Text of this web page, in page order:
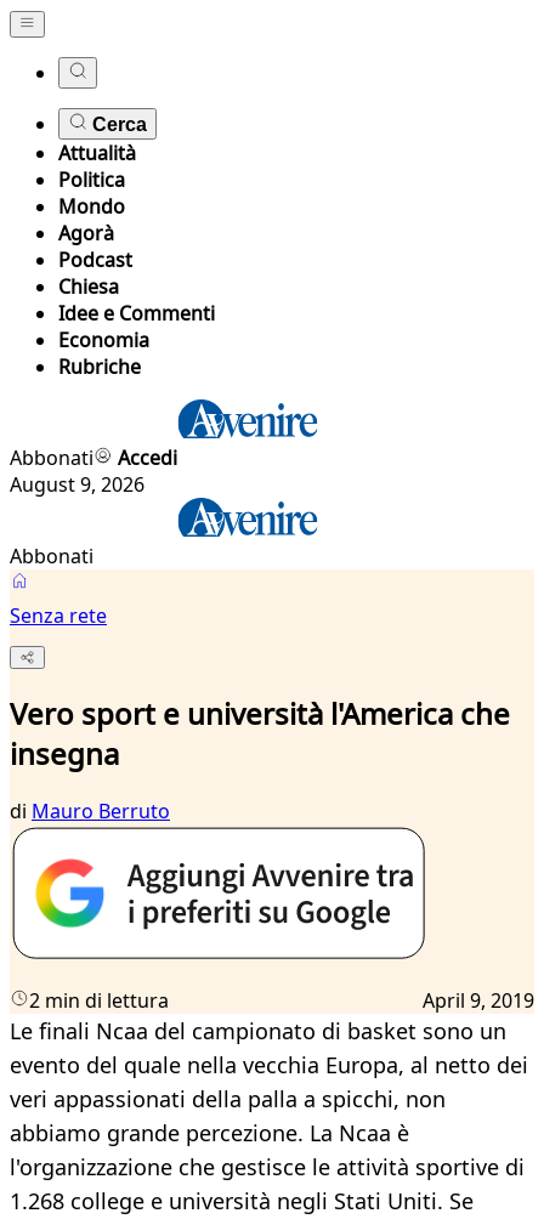
Cerca
Attualità
Politica
Mondo
Agorà
Podcast
Chiesa
Idee e Commenti
Economia
Rubriche
Abbonati
Accedi
August 9, 2026
Abbonati
Senza rete
Vero sport e università l'America che
insegna
di Mauro Berruto
2 min di lettura April 9, 2019
Le finali Ncaa del campionato di basket sono un
evento del quale nella vecchia Europa, al netto dei
veri appassionati della palla a spicchi, non
abbiamo grande percezione. La Ncaa è
l'organizzazione che gestisce le attività sportive di
1.268 college e università negli Stati Uniti. Se